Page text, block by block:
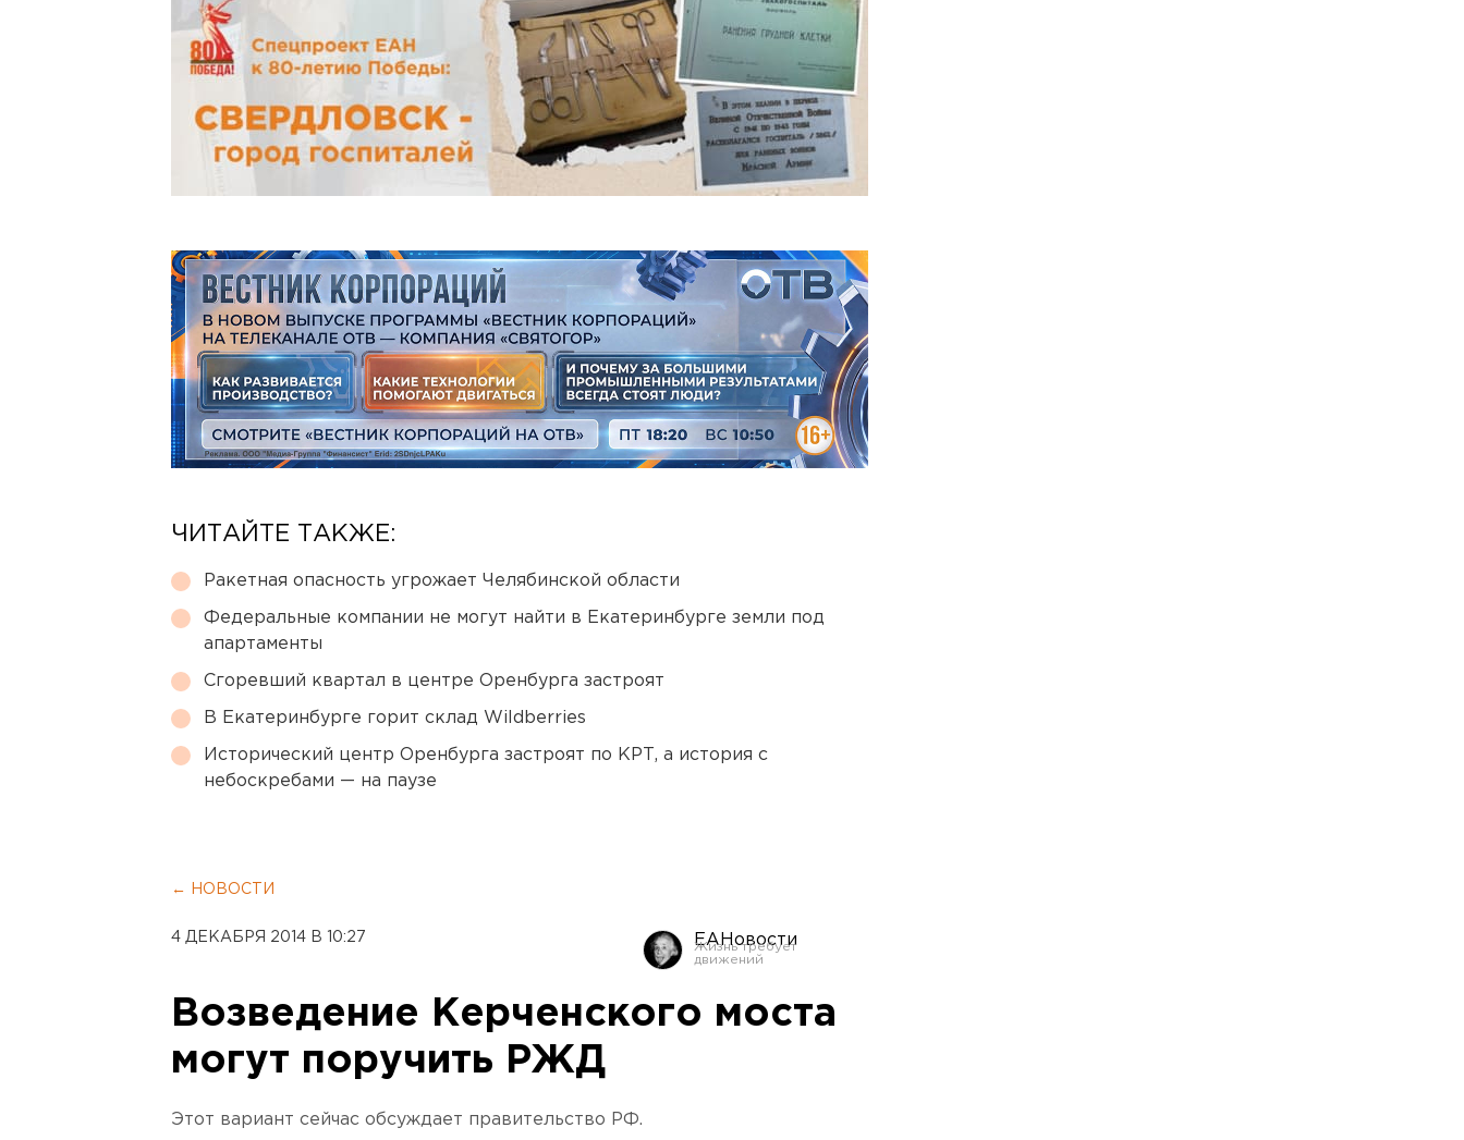
ЧИТАЙТЕ ТАКЖЕ:
Ракетная опасность угрожает Челябинской области
Федеральные компании не могут найти в Екатеринбурге земли под
апартаменты
Сгоревший квартал в центре Оренбурга застроят
В Екатеринбурге горит склад Wildberries
Исторический центр Оренбурга застроят по КРТ, а история с
небоскребами — на паузе
← НОВОСТИ
4 ДЕКАБРЯ 2014 В 10:27 ЕАНовости
Возведение Керченского моста
могут поручить РЖД
Этот вариант сейчас обсуждает правительство РФ.